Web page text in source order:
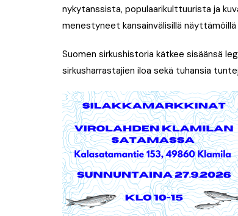
nykytanssista, populaarikulttuurista ja
menestyneet kansainvälisillä
Suomen sirkushistoria kätkee sisäänsä
sirkusharrastajien iloa sekä tuhansia